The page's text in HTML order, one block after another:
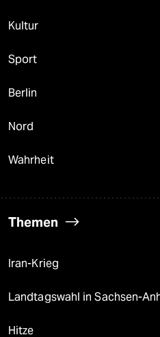
Kultur
Sport
Berlin
Nord
Wahrheit
Themen
Iran-Krieg
Landtagswahl in Sachsen-
Hitze